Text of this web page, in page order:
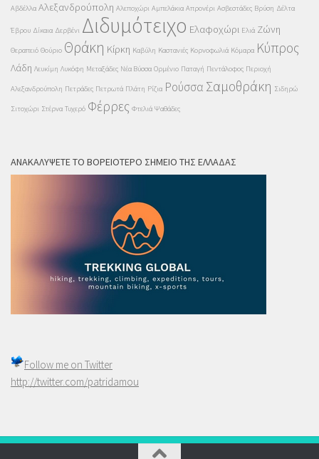
Αβδέλλα Αλεξανδρούπολη Αλεποχώρι Αμπελάκια Απρονέρι Ασβεστάδες Βρύση Δέλτα
Έβρου Δίκαια Δερβένι Διδυμότειχο Ελαφοχώρι Ελιά Ζώνη
Θεραπειό Θούριο Θράκη Κίρκη Καβύλη Καστανιές Κορνοφωλιά Κόμαρα Κύπρος
Λάδη Λευκίμη Λυκόφη Μεταξάδες Νέα Βύσσα Ορμένιο Παταγή Πεντάλοφος Περιοχή
Αλεξανδρούπολη Πετράδες Πετρωτά Πλάτη Ρίζια Ρούσσα Σαμοθράκη Σιδηρώ
Σιτοχώρι Στέρνα Τυχερό Φέρρες Φτελιά Ψαθάδες
ΑΝΑΚΑΛΎΨΕΤΕ ΤΟ ΒΟΡΕΙΌΤΕΡΟ ΣΗΜΕΊΟ ΤΗΣ ΕΛΛΆΔΑΣ
Follow me on Twitter
http://twitter.com/patridamou